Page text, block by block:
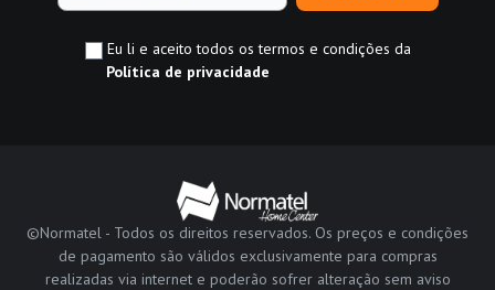
Eu li e aceito todos os termos e condições da
Política de privacidade
©Normatel - Todos os direitos reservados. Os preços e condições
de pagamento são válidos exclusivamente para compras
realizadas via internet e poderão sofrer alteração sem aviso